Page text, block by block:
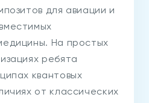
для авиации и
На простых
ребята
квантовых
от классических